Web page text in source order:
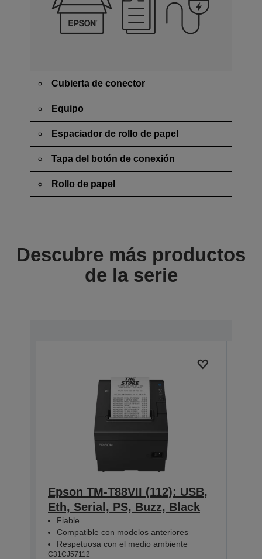
Cubierta de conector
Equipo
Espaciador de rollo de papel
Tapa del botón de conexión
Rollo de papel
Descubre más productos
de la serie
Epson TM-T88VII (112): USB,
Eth, Serial, PS, Buzz, Black
Fiable
Compatible con modelos anteriores
Respetuosa con el medio ambiente
C31CJ57112